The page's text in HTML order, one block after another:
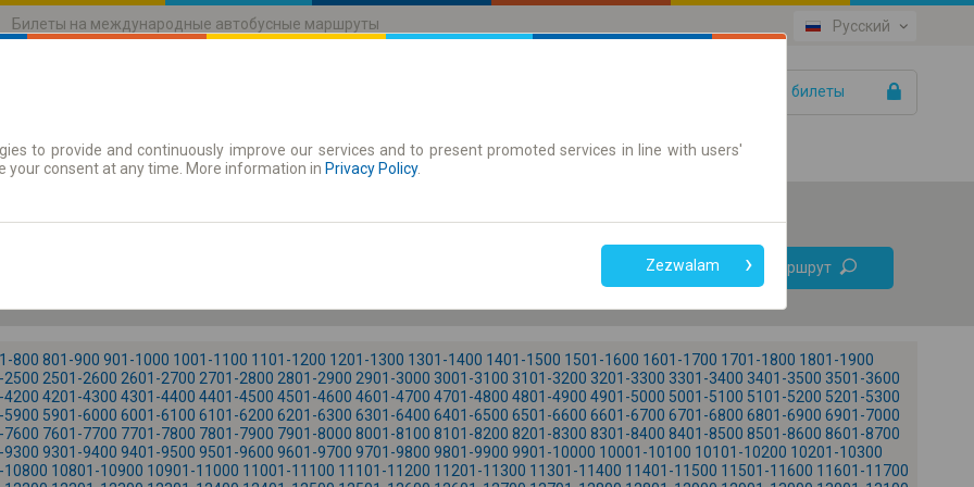
Билеты на международные автобусные маршруты Русский
Ваши билеты
Абонементы
Только онлайн билет
Найти маршрут
+
800 801-900 901-1000 1001-1100 1101-1200 1201-1300 1301-1400 1401-1500 1501-1600 1601-1700 1701-1800 1801-1900
2500 2501-2600 2601-2700 2701-2800 2801-2900 2901-3000 3001-3100 3101-3200 3201-3300 3301-3400 3401-3500 3501-3600
4200 4201-4300 4301-4400 4401-4500 4501-4600 4601-4700 4701-4800 4801-4900 4901-5000 5001-5100 5101-5200 5201-5300
5900 5901-6000 6001-6100 6101-6200 6201-6300 6301-6400 6401-6500 6501-6600 6601-6700 6701-6800 6801-6900 6901-7000
7600 7601-7700 7701-7800 7801-7900 7901-8000 8001-8100 8101-8200 8201-8300 8301-8400 8401-8500 8501-8600 8601-8700
9300 9301-9400 9401-9500 9501-9600 9601-9700 9701-9800 9801-9900 9901-10000 10001-10100 10101-10200 10201-10300
10800 10801-10900 10901-11000 11001-11100 11101-11200 11201-11300 11301-11400 11401-11500 11501-11600 11601-11700
to provide and continuously improve our services and to present promoted services in line with users'
your consent at any time. More information in Privacy Policy.
Zezwalam